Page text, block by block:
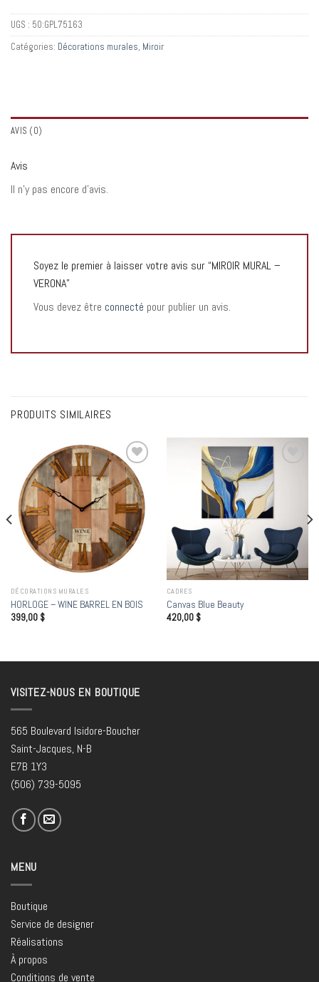
UGS : 50:GPL75163
Catégories: Décorations murales, Miroir
AVIS (0)
Avis
Il n’y pas encore d’avis.
Soyez le premier à laisser votre avis sur “MIROIR MURAL –
VERONA”
Vous devez être connecté pour publier un avis.
PRODUITS SIMILAIRES
Add to
wishlist
DÉCORATIONS MURALES
HORLOGE – WINE BARREL EN BOIS
399,00 $
CADRES
Canvas Blue Beauty
420,00 $
VISITEZ-NOUS EN BOUTIQUE
565 Boulevard Isidore-Boucher
Saint-Jacques, N-B
E7B 1Y3
(506) 739-5095
MENU
Boutique
Service de designer
Réalisations
À propos
Conditions de vente